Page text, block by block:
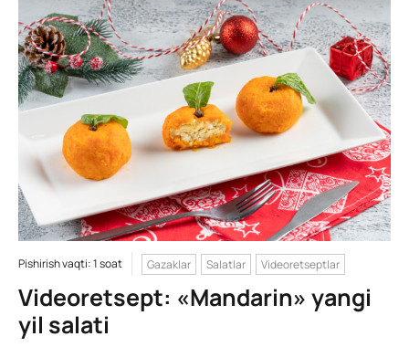
Pishirish vaqti: 1 soat Gazaklar Salatlar Videoretseptlar
Videoretsept: «Mandarin» yangi
yil salati